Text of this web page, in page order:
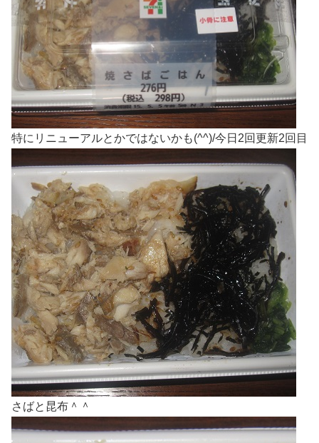
特にリニューアルとかではないかも(^^)/今日2回更新2回目
さばと昆布＾＾